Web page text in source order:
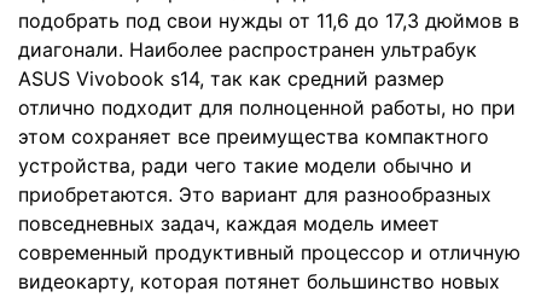
подобрать под свои нужды от 11,6 до 17,3 дюймов в
диагонали. Наиболее распространен ультрабук
ASUS Vivobook s14, так как средний размер
отлично подходит для полноценной работы, но при
этом сохраняет все преимущества компактного
устройства, ради чего такие модели обычно и
приобретаются. Это вариант для разнообразных
повседневных задач, каждая модель имеет
современный продуктивный процессор и отличную
видеокарту, которая потянет большинство новых